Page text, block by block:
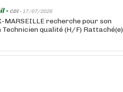
- CDI - 17/07/2026
MARSEILLE recherche pour son
qualité (H/F) Rattaché(e)